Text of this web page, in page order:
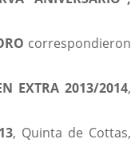
correspondieron
EXTRA 2013/2014,
, Quinta de Cottas,